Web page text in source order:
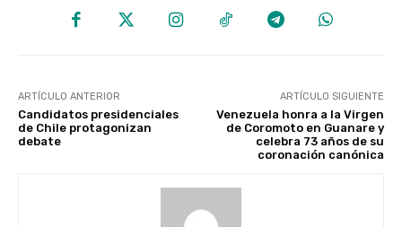
ARTÍCULO ANTERIOR
Candidatos presidenciales
de Chile protagonizan
debate
ARTÍCULO SIGUIENTE
Venezuela honra a la Virgen
de Coromoto en Guanare y
celebra 73 años de su
coronación canónica